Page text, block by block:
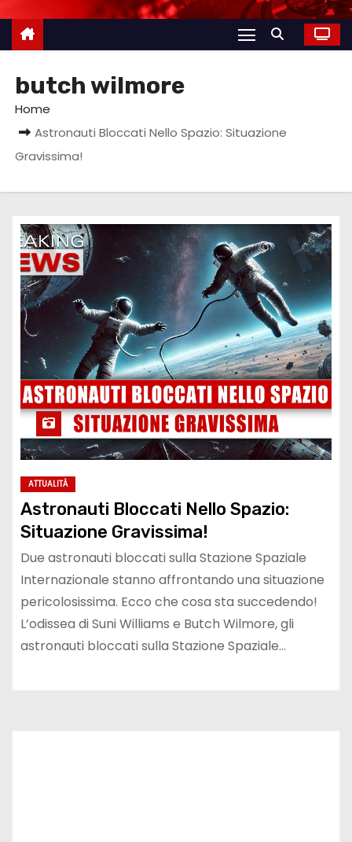
butch wilmore
Home
Astronauti Bloccati Nello Spazio: Situazione
Gravissima!
ATTUALITÀ
Astronauti Bloccati Nello Spazio:
Situazione Gravissima!
Due astronauti bloccati sulla Stazione Spaziale
Internazionale stanno affrontando una situazione
pericolosissima. Ecco che cosa sta succedendo!
L’odissea di Suni Williams e Butch Wilmore, gli
astronauti bloccati sulla Stazione Spaziale…